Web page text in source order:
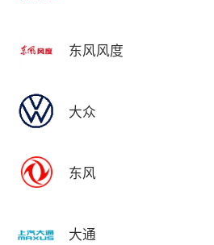
东风风度
大众
东风
大通